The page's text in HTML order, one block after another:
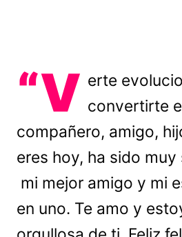
“V erte
convertirte
compañero, amigo,
eres hoy, ha sido
mi mejor amigo y mi
en uno. Te amo y